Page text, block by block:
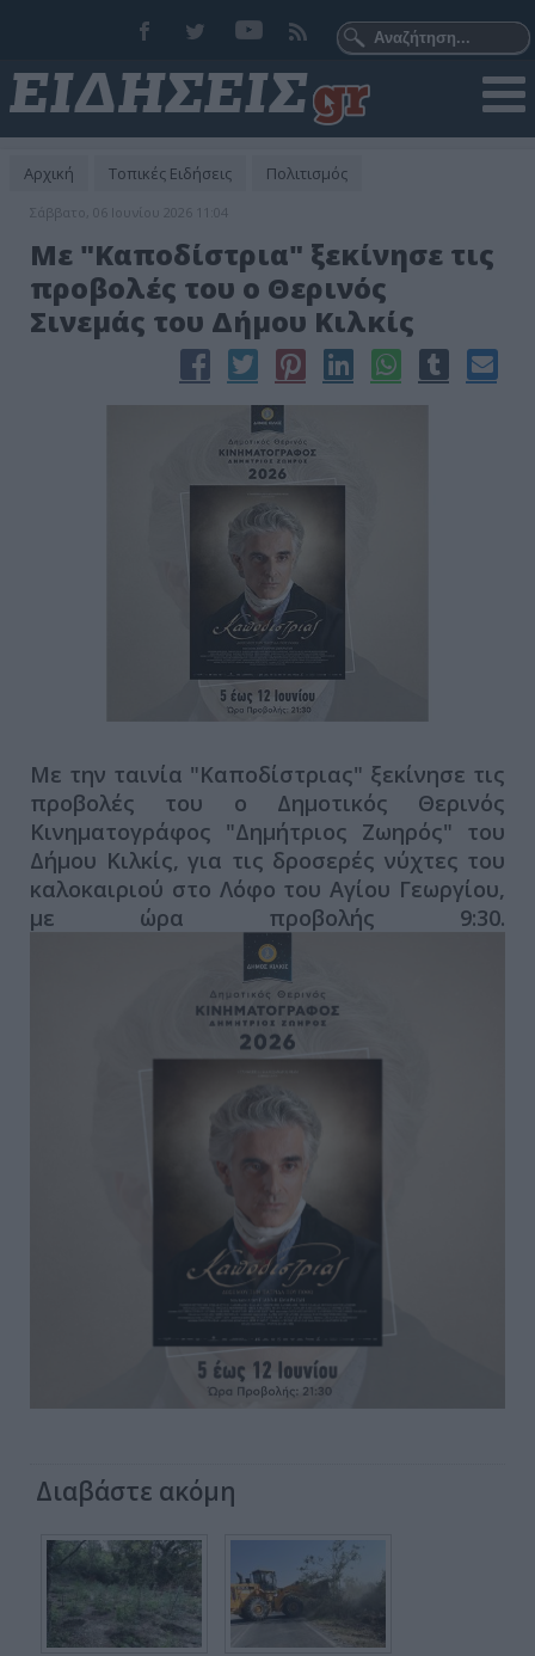
Αρχική Τοπικές Ειδήσεις Πολιτισμός
Σάββατο, 06 Ιουνίου 2026 11:04
Με "Καποδίστρια" ξεκίνησε τις
προβολές του ο Θερινός
Σινεμάς του Δήμου Κιλκίς
Με την ταινία "Καποδίστριας" ξεκίνησε τις
προβολές του ο Δημοτικός Θερινός
Κινηματογράφος "Δημήτριος Ζωηρός" του
Δήμου Κιλκίς, για τις δροσερές νύχτες του
καλοκαιριού στο Λόφο του Αγίου Γεωργίου,
με ώρα προβολής 9:30.
Διαβάστε ακόμη